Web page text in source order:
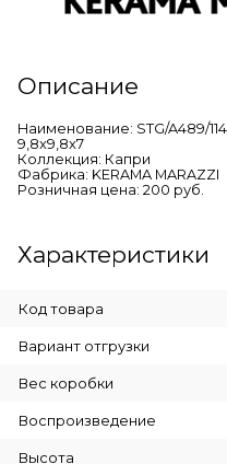
Описание
Наименование: STG/A489/
9,8x9,8x7
Коллекция: Капри
Фабрика: KERAMA MARAZZI
Розничная цена: 200 руб.
Характеристики
Код товара
Вариант отгрузки
Вес коробки
Воспроизведение
Высота